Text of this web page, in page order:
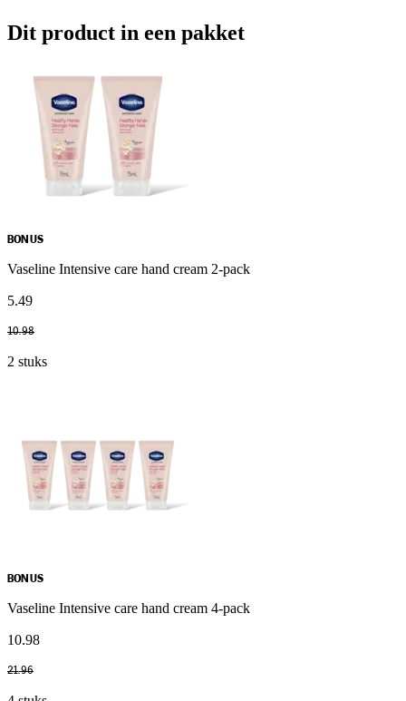
Dit product in een pakket
BONUS
Vaseline Intensive care hand cream 2-pack
5.49
10.98
2 stuks
BONUS
Vaseline Intensive care hand cream 4-pack
10.98
21.96